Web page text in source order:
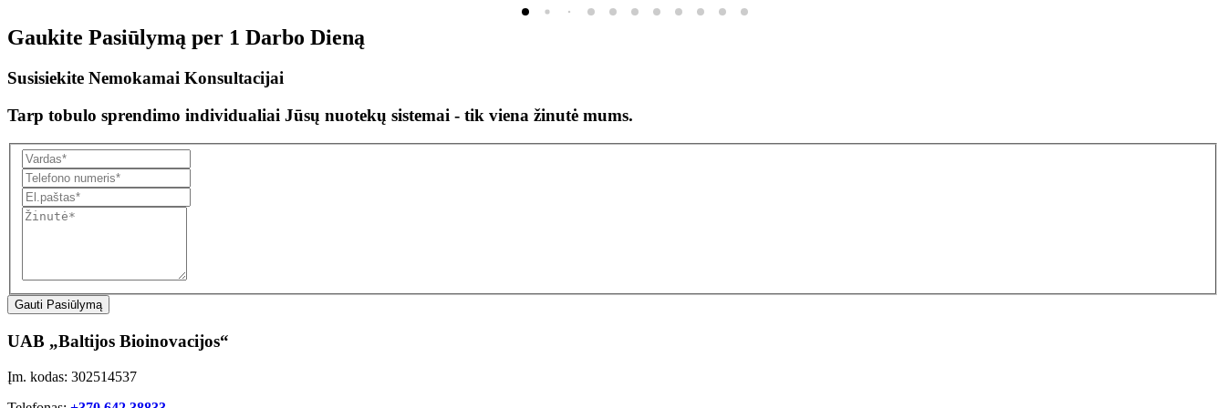
Gaukite Pasiūlymą per 1 Darbo Dieną
Susisiekite Nemokamai Konsultacijai
Tarp tobulo sprendimo individualiai Jūsų nuotekų sistemai - tik viena žinutė mums.
Gauti Pasiūlymą
UAB „Baltijos Bioinovacijos“
Įm. kodas: 302514537